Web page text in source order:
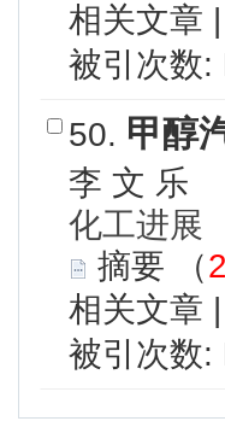
相关文章 |
被引次数:
50. 甲醇
李 文 乐
化工进展
摘要 （
相关文章 |
被引次数: